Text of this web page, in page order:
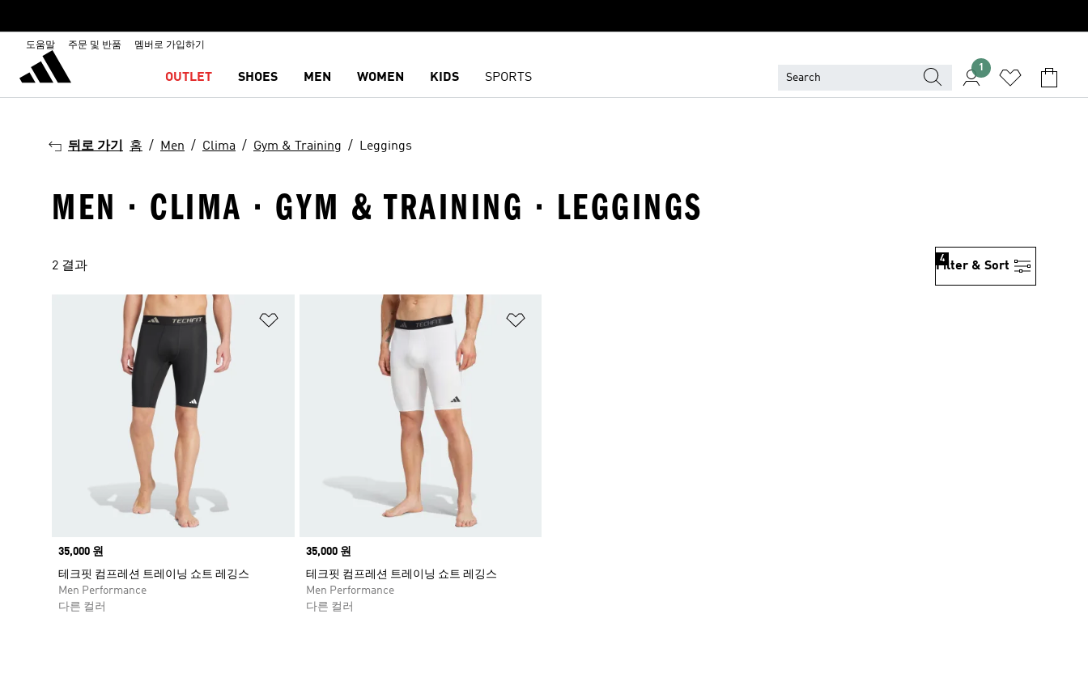
도움말 주문 및 반품 멤버로 가입하기
OUTLET SHOES MEN WOMEN KIDS SPORTS
1
뒤로 가기 홈 Men Clima Gym & Training Leggings
MEN · CLIMA · GYM & TRAINING · LEGGINGS
2 결과 Filter & Sort
4
Price
35,000 원
테크핏 컴프레션 트레이닝 쇼트 레깅스
Men Performance
다른 컬러
Price
35,000 원
테크핏 컴프레션 트레이닝 쇼트 레깅스
Men Performance
다른 컬러